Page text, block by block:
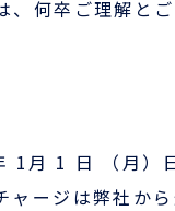
、何卒ご理解と
1 月 1 日 （月）
から追って